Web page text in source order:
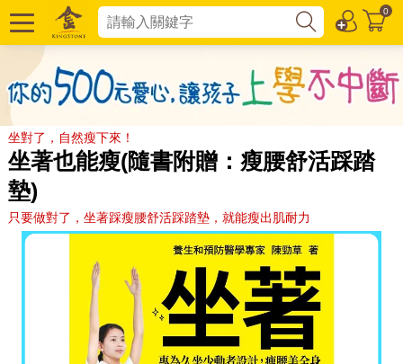
0
坐對了，自然瘦下來！
坐著也能瘦(隨書附贈：瘦腰舒活踩踏
墊)
只要做對了，坐著踩瘦腰舒活踩踏墊，就能瘦出肌耐力